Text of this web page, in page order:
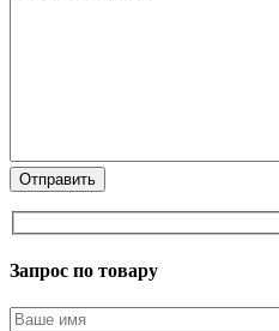
Запрос по товару